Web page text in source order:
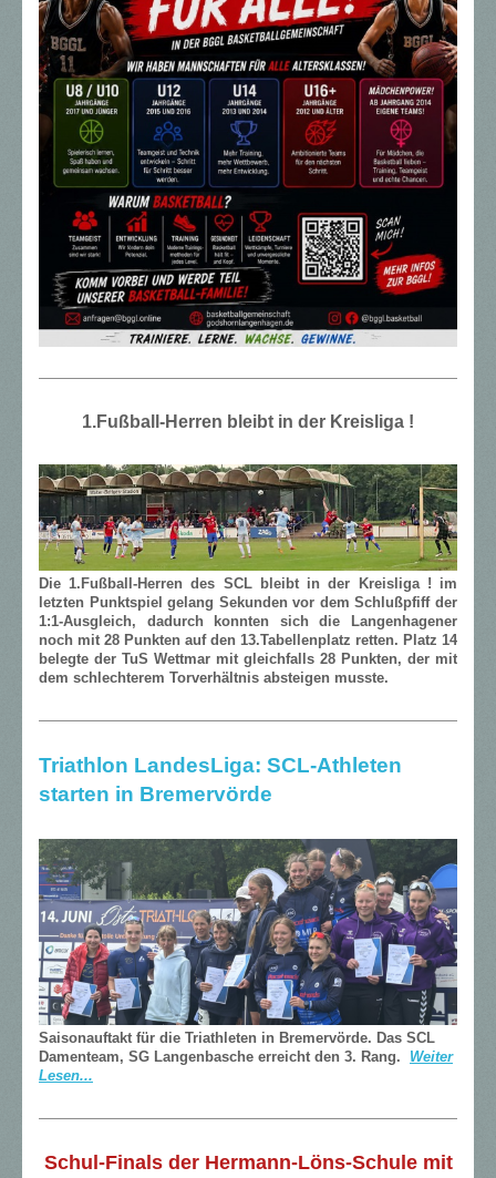
1.Fußball-Herren bleibt in der Kreisliga !
Die 1.Fußball-Herren des SCL bleibt in der Kreisliga ! im
letzten Punktspiel gelang Sekunden vor dem Schlußpfiff der
1:1-Ausgleich, dadurch konnten sich die Langenhagener
noch mit 28 Punkten auf den 13.Tabellenplatz retten. Platz 14
belegte der TuS Wettmar mit gleichfalls 28 Punkten, der mit
dem schlechterem Torverhältnis absteigen musste.
Triathlon LandesLiga: SCL-Athleten
starten in Bremervörde
Saisonauftakt für die Triathleten in Bremervörde. Das SCL
Damenteam, SG Langenbasche erreicht den 3. Rang. Weiter
Lesen...
Schul-Finals der Hermann-Löns-Schule mit